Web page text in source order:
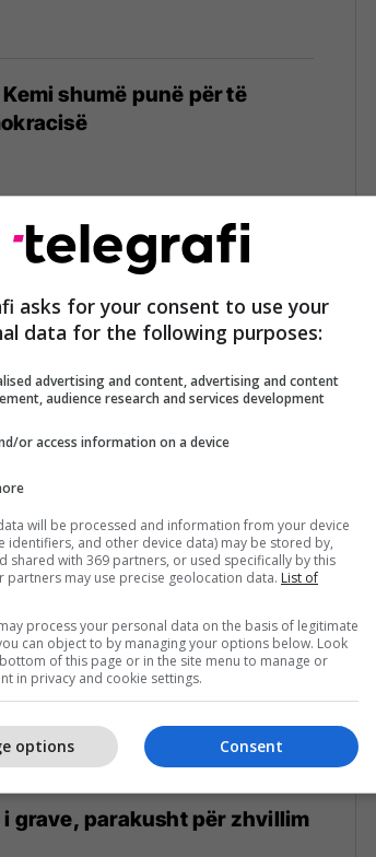
shumë punë për të
Barazia gjinore nuk është
për një shoqëri demokratike
në secilën degë do ta ketë
grave, parakusht për zhvillim
asks for your consent to use your
data for the following purposes:
advertising and content, advertising and content
audience research and services development
or access information on a device
will be processed and information from your device
identifiers, and other device data) may be stored by,
shared with 369 partners, or used specifically by this
partners may use precise geolocation data. List of
process your personal data on the basis of legitimate
can object to by managing your options below. Look
of this page or in the site menu to manage or
in privacy and cookie settings.
Consent
options